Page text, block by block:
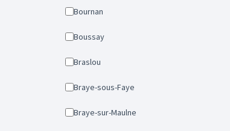
Bournan
Boussay
Braslou
Braye-sous-Faye
Braye-sur-Maulne